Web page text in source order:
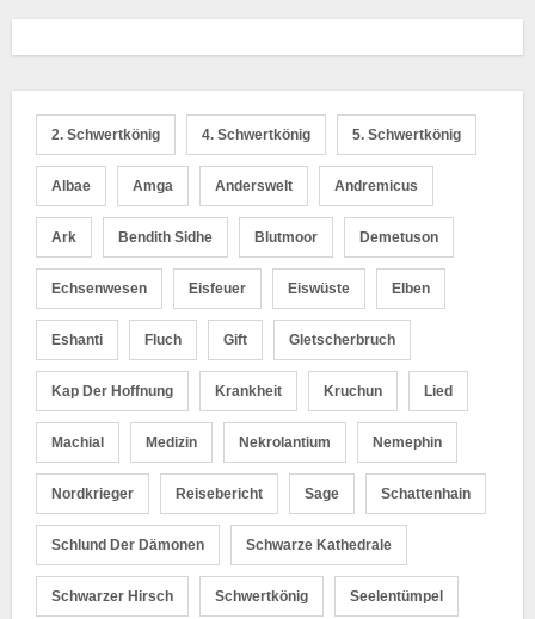
2. Schwertkönig 4. Schwertkönig 5. Schwertkönig
Albae Amga Anderswelt Andremicus
Ark Bendith Sidhe Blutmoor Demetuson
Echsenwesen Eisfeuer Eiswüste Elben
Eshanti Fluch Gift Gletscherbruch
Kap Der Hoffnung Krankheit Kruchun Lied
Machial Medizin Nekrolantium Nemephin
Nordkrieger Reisebericht Sage Schattenhain
Schlund Der Dämonen Schwarze Kathedrale
Schwarzer Hirsch Schwertkönig Seelentümpel